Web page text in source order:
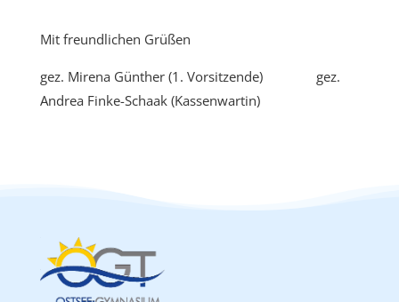
Mit freundlichen Grüßen
gez. Mirena Günther (1. Vorsitzende)
gez.
Andrea Finke-Schaak (Kassenwartin)